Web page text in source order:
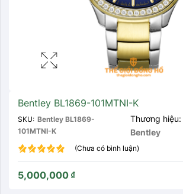
Bentley BL1869-101MTNI-K
SKU: Bentley BL1869-
101MTNI-K
Thương hiệu:
Bentley
(Chưa có bình luận)
5,000,000 ₫